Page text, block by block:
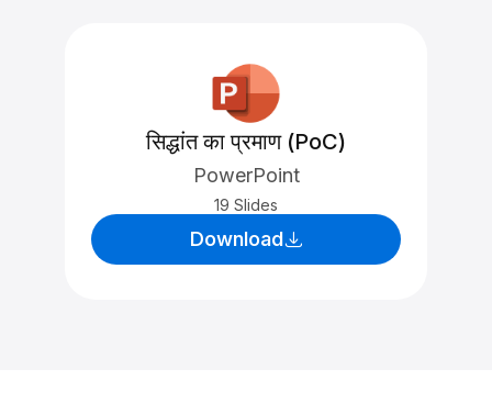
सिद्धांत का प्रमाण (PoC)
PowerPoint
19 Slides
Download